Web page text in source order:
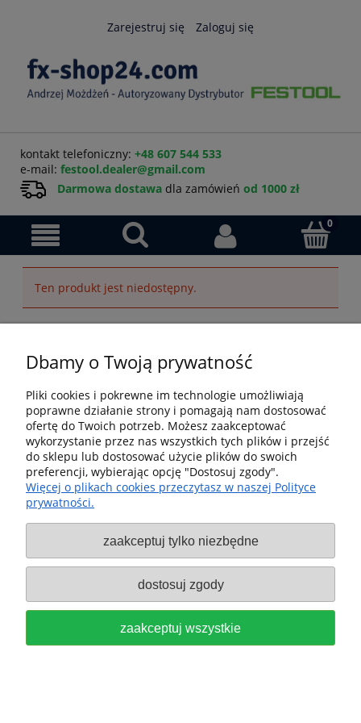
Zarejestruj się Zaloguj się
kontakt telefoniczny: +48 607 544 533
e-mail: festool.dealer@gmail.com
Darmowa dostawa dla zamówień od 1000 zł
Ten produkt jest niedostępny.
Moje konto
Gwarancja i zwroty
Sklep fx-shop24.com | ul. Henryka Pobożnego 10, Krosno
Odrzańskie 66-600, woj. lubuskie | tel:607544533| email:
pokaż pełną wersję strony
Sklep internetowy Shoper Premium
Dbamy o Twoją prywatność
Pliki cookies i pokrewne im technologie umożliwiają
poprawne działanie strony i pomagają nam dostosować
ofertę do Twoich potrzeb. Możesz zaakceptować
wykorzystanie przez nas wszystkich tych plików i przejść
do sklepu lub dostosować użycie plików do swoich
preferencji, wybierając opcję "Dostosuj zgody".
Więcej o plikach cookies przeczytasz w naszej Polityce
prywatności.
zaakceptuj tylko niezbędne
dostosuj zgody
zaakceptuj wszystkie